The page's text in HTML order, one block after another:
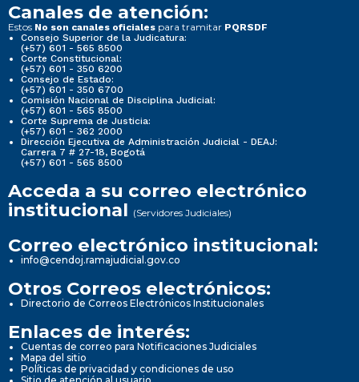
Canales de atención:
Estos No son canales oficiales para tramitar PQRSDF
Consejo Superior de la Judicatura:
(+57) 601 - 565 8500
Corte Constitucional:
(+57) 601 - 350 6200
Consejo de Estado:
(+57) 601 - 350 6700
Comisión Nacional de Disciplina Judicial:
(+57) 601 - 565 8500
Corte Suprema de Justicia:
(+57) 601 - 362 2000
Dirección Ejecutiva de Administración Judicial - DEAJ:
Carrera 7 # 27-18, Bogotá
(+57) 601 - 565 8500
Acceda a su correo electrónico
institucional (Servidores Judiciales)
Correo electrónico institucional:
info@cendoj.ramajudicial.gov.co
Otros Correos electrónicos:
Directorio de Correos Electrónicos Institucionales
Enlaces de interés:
Cuentas de correo para Notificaciones Judiciales
Mapa del sitio
Políticas de privacidad y condiciones de uso